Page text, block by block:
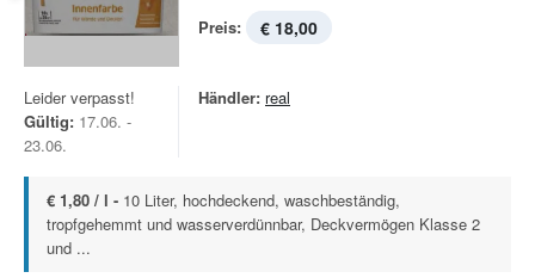
Preis: € 18,00
Leider verpasst!
Gültig: 17.06. -
23.06.
Händler: real
€ 1,80 / l - 10 Liter, hochdeckend, waschbeständig,
tropfgehemmt und wasserverdünnbar, Deckvermögen Klasse 2
und ...